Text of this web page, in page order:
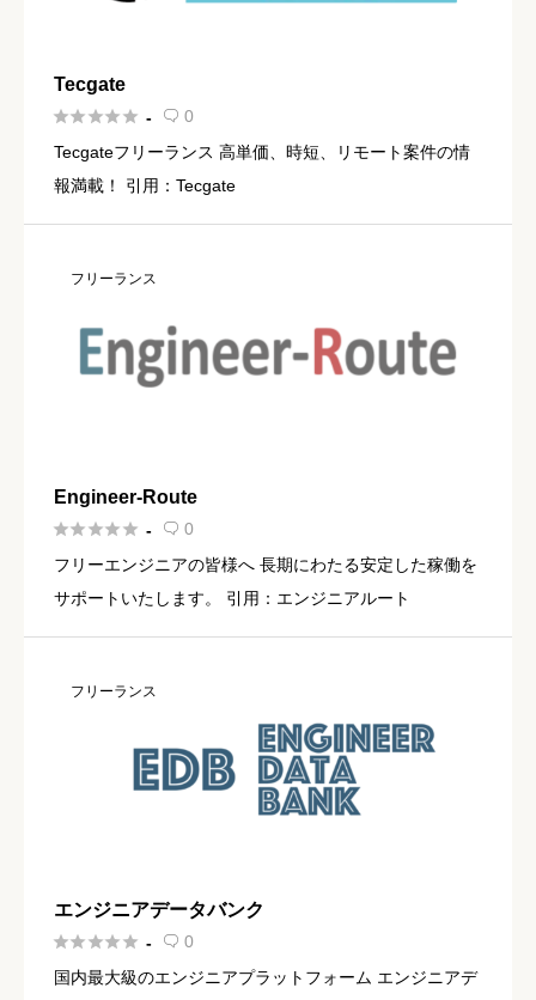
Tecgate
 -  0
Tecgateフリーランス 高単価、時短、リモート案件の情
報満載！ 引用：Tecgate
フリーランス
Engineer-Route
 -  0
フリーエンジニアの皆様へ 長期にわたる安定した稼働を
サポートいたします。 引用：エンジニアルート
フリーランス
エンジニアデータバンク
 -  0
国内最大級のエンジニアプラットフォーム エンジニアデ